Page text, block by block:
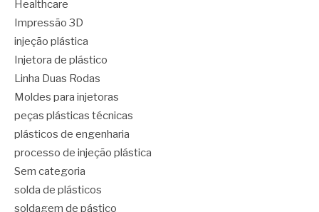
Healthcare
Impressão 3D
injeção plástica
Injetora de plástico
Linha Duas Rodas
Moldes para injetoras
peças plásticas técnicas
plásticos de engenharia
processo de injeção plástica
Sem categoria
solda de plásticos
soldagem de pástico